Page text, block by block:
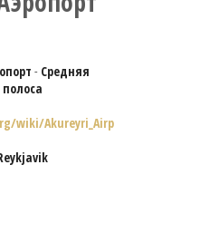
- Средняя
wiki/Akureyri_Airp